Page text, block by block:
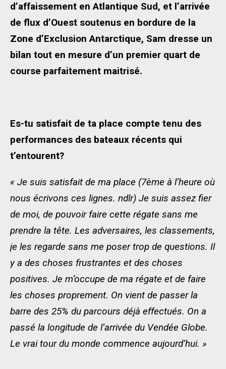
d’affaissement en Atlantique Sud, et l’arrivée
de flux d’Ouest soutenus en bordure de la
Zone d’Exclusion Antarctique, Sam dresse un
bilan tout en mesure d’un premier quart de
course parfaitement maitrisé.
Es-tu satisfait de ta place compte tenu des
performances des bateaux récents qui
t’entourent?
« Je suis satisfait de ma place (7ème à l’heure où
nous écrivons ces lignes. ndlr) Je suis assez fier
de moi, de pouvoir faire cette régate sans me
prendre la tête. Les adversaires, les classements,
je les regarde sans me poser trop de questions. Il
y a des choses frustrantes et des choses
positives. Je m‘occupe de ma régate et de faire
les choses proprement. On vient de passer la
barre des 25% du parcours déjà effectués. On a
passé la longitude de l’arrivée du Vendée Globe.
Le vrai tour du monde commence aujourd’hui. »